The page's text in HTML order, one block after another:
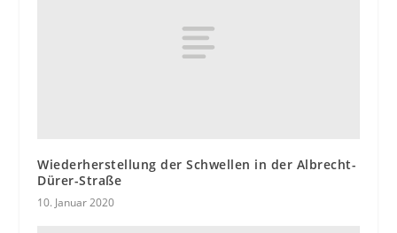
Wiederherstellung der Schwellen in der Albrecht-
Dürer-Straße
10. Januar 2020